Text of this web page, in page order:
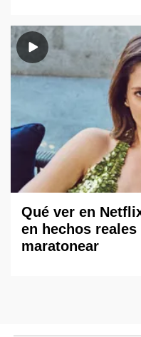
Qué ver en
en hechos
maratonear